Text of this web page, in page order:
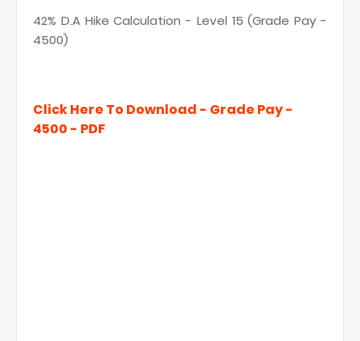
42% D.A Hike Calculation - Level 15 (Grade Pay -
4500)
Click Here To Download - Grade Pay -
4500 - PDF